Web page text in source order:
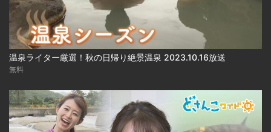
温泉ライター厳選！秋の日帰り絶景温泉 2023.10.16放送
無料